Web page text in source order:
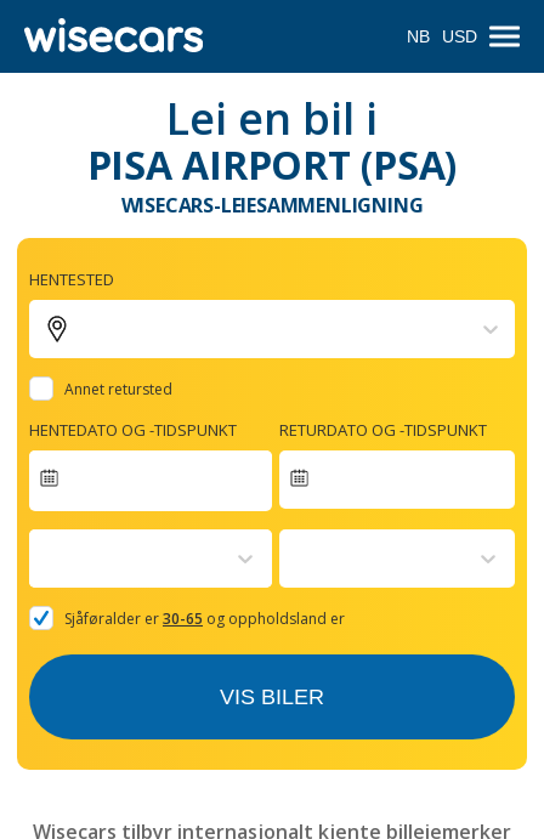
NB USD
Lei en bil i
PISA AIRPORT (PSA)
WISECARS-LEIESAMMENLIGNING
HENTESTED
Annet retursted
HENTEDATO OG -TIDSPUNKT
forward
with
the
and
mark
RETURDATO OG -TIDSPUNKT
Sjåføralder er30-65 og oppholdsland er
VIS BILER
Wisecars tilbyr internasjonalt kjente billeiemerker